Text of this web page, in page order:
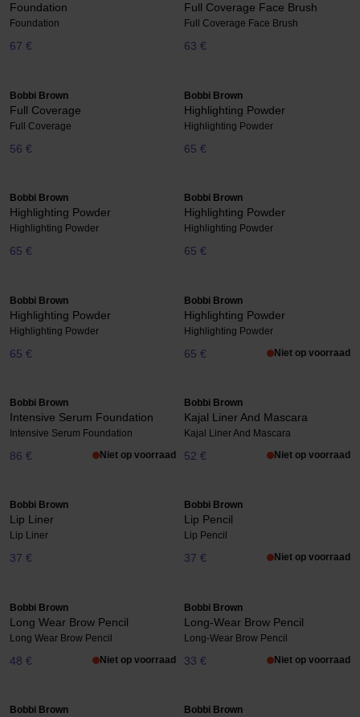
Foundation
Foundation
67 €
Full Coverage Face Brush
Full Coverage Face Brush
63 €
Bobbi Brown
Full Coverage
Full Coverage
56 €
Bobbi Brown
Highlighting Powder
Highlighting Powder
65 €
Bobbi Brown
Highlighting Powder
Highlighting Powder
65 €
Bobbi Brown
Highlighting Powder
Highlighting Powder
65 €
Bobbi Brown
Highlighting Powder
Highlighting Powder
65 €
Bobbi Brown
Highlighting Powder
Highlighting Powder
65 € Niet op voorraad
Bobbi Brown
Intensive Serum Foundation
Intensive Serum Foundation
86 € Niet op voorraad
Bobbi Brown
Kajal Liner And Mascara
Kajal Liner And Mascara
52 € Niet op voorraad
Bobbi Brown
Lip Liner
Lip Liner
37 €
Bobbi Brown
Lip Pencil
Lip Pencil
37 € Niet op voorraad
Bobbi Brown
Long Wear Brow Pencil
Long Wear Brow Pencil
48 € Niet op voorraad
Bobbi Brown
Long-Wear Brow Pencil
Long-Wear Brow Pencil
33 € Niet op voorraad
Bobbi Brown Bobbi Brown